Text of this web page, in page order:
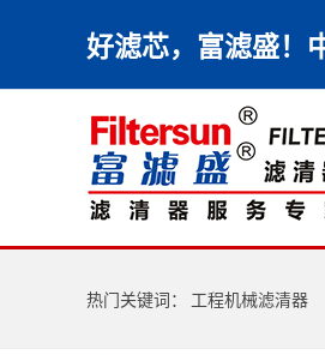
好滤芯，富滤盛！
热门关键词： 工程机械滤清器